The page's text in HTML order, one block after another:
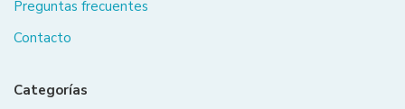
Preguntas frecuentes
Contacto
Categorías